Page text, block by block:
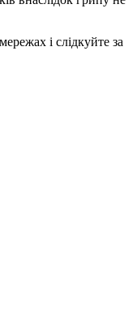
і слідкуйте за